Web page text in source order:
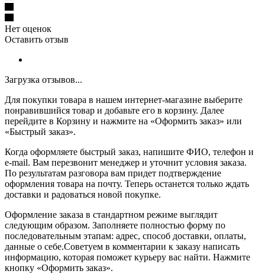
Нет оценок
Оставить отзыв
Загрузка отзывов...
Для покупки товара в нашем интернет-магазине выберите
понравившийся товар и добавьте его в корзину. Далее
перейдите в Корзину и нажмите на «Оформить заказ» или
«Быстрый заказ».
Когда оформляете быстрый заказ, напишите ФИО, телефон и
e-mail. Вам перезвонит менеджер и уточнит условия заказа.
По результатам разговора вам придет подтверждение
оформления товара на почту. Теперь останется только ждать
доставки и радоваться новой покупке.
Оформление заказа в стандартном режиме выглядит
следующим образом. Заполняете полностью форму по
последовательным этапам: адрес, способ доставки, оплаты,
данные о себе.Советуем в комментарии к заказу написать
информацию, которая поможет курьеру вас найти. Нажмите
кнопку «Оформить заказ».